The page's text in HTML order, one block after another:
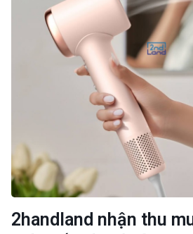
2handland nhận thu